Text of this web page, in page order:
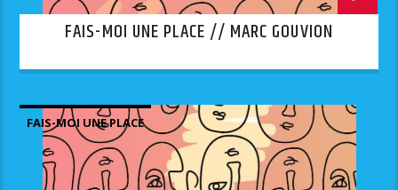
FAIS-MOI UNE PLACE // MARC GOUVION
FAIS-MOI UNE PLACE